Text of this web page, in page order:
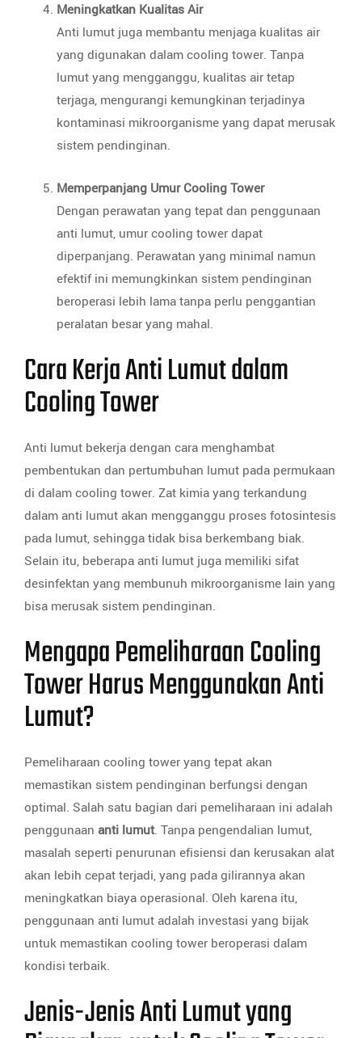
Meningkatkan Kualitas Air
Anti lumut juga membantu menjaga kualitas air
yang digunakan dalam cooling tower. Tanpa
lumut yang mengganggu, kualitas air tetap
terjaga, mengurangi kemungkinan terjadinya
kontaminasi mikroorganisme yang dapat merusak
sistem pendinginan.
Memperpanjang Umur Cooling Tower
Dengan perawatan yang tepat dan penggunaan
anti lumut, umur cooling tower dapat
diperpanjang. Perawatan yang minimal namun
efektif ini memungkinkan sistem pendinginan
beroperasi lebih lama tanpa perlu penggantian
peralatan besar yang mahal.
Cara Kerja Anti Lumut dalam
Cooling Tower
Anti lumut bekerja dengan cara menghambat
pembentukan dan pertumbuhan lumut pada permukaan
di dalam cooling tower. Zat kimia yang terkandung
dalam anti lumut akan mengganggu proses fotosintesis
pada lumut, sehingga tidak bisa berkembang biak.
Selain itu, beberapa anti lumut juga memiliki sifat
desinfektan yang membunuh mikroorganisme lain yang
bisa merusak sistem pendinginan.
Mengapa Pemeliharaan Cooling
Tower Harus Menggunakan Anti
Lumut?
Pemeliharaan cooling tower yang tepat akan
memastikan sistem pendinginan berfungsi dengan
optimal. Salah satu bagian dari pemeliharaan ini adalah
penggunaan anti lumut. Tanpa pengendalian lumut,
masalah seperti penurunan efisiensi dan kerusakan alat
akan lebih cepat terjadi, yang pada gilirannya akan
meningkatkan biaya operasional. Oleh karena itu,
penggunaan anti lumut adalah investasi yang bijak
untuk memastikan cooling tower beroperasi dalam
kondisi terbaik.
Jenis-Jenis Anti Lumut yang